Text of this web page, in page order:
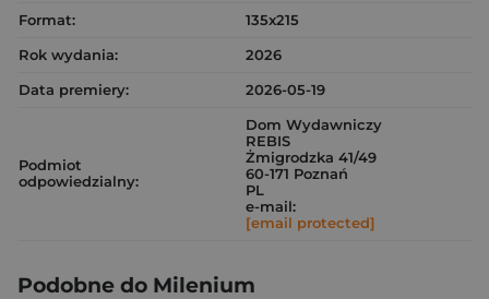
Format:
135x215
Rok wydania:
2026
Data premiery:
2026-05-19
Podmiot
odpowiedzialny:
Dom Wydawniczy
REBIS
Żmigrodzka 41/49
60-171 Poznań
PL
e-mail:
[email protected]
Podobne do Milenium